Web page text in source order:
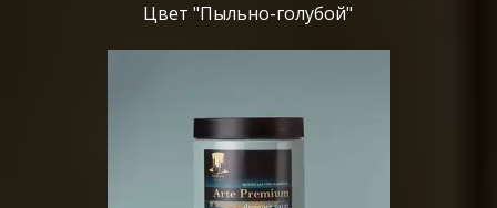
Цвет "Пыльно-голубой"